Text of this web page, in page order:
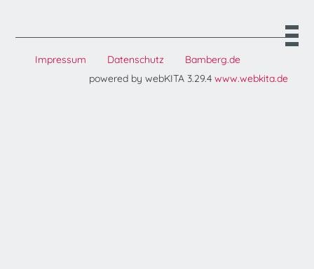
Impressum Datenschutz
Bamberg.de
powered by webKITA 3.29.4 www.webkita.de